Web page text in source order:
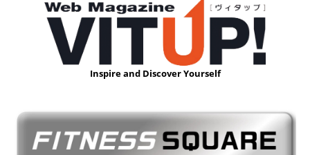
Inspire and Discover Yourself